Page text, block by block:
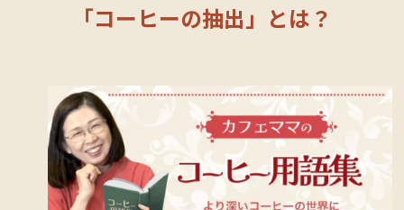
「コーヒーの抽出」とは？